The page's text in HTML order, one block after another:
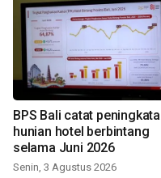
BPS Bali catat
hunian hotel berbintang
selama Juni 2026
Senin, 3 Agustus 2026